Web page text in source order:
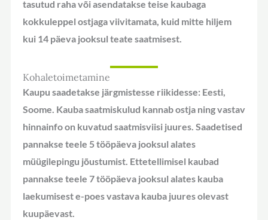
tasutud raha või asendatakse teise kaubaga
kokkuleppel ostjaga viivitamata, kuid mitte hiljem
kui 14 päeva jooksul teate saatmisest.
Kohaletoimetamine
Kaupu saadetakse järgmistesse riikidesse: Eesti,
Soome. Kauba saatmiskulud kannab ostja ning vastav
hinnainfo on kuvatud saatmisviisi juures. Saadetised
pannakse teele 5 tööpäeva jooksul alates
müügilepingu jõustumist. Ettetellimisel kaubad
pannakse teele 7 tööpäeva jooksul alates kauba
laekumisest e-poes vastava kauba juures olevast
kuupäevast.